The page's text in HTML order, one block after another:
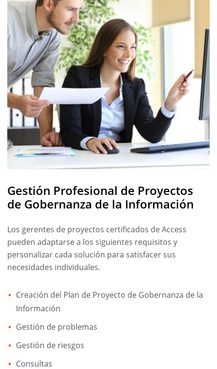
Gestión Profesional de Proyectos
de Gobernanza de la Información
Los gerentes de proyectos certificados de Access
pueden adaptarse a los siguientes requisitos y
personalizar cada solución para satisfacer sus
necesidades individuales.
Creación del Plan de Proyecto de Gobernanza de la
Información
Gestión de problemas
Gestión de riesgos
Consultas